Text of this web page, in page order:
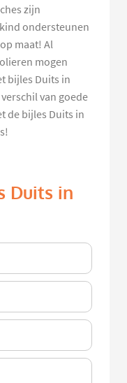
zijn
ondersteunen
maat! Al
mogen
bijles Duits in
van goede
de bijles Duits in
Duits in